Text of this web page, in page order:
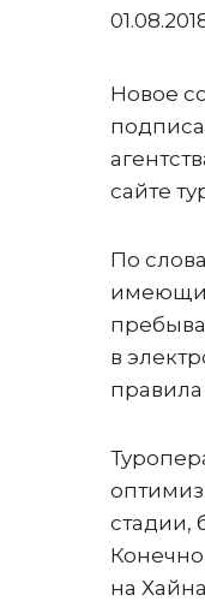
Новое
сайте
По
имеющих
в
правила
стадии,
на